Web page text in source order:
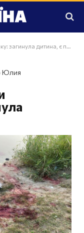
дитина, є поранені
Юлия